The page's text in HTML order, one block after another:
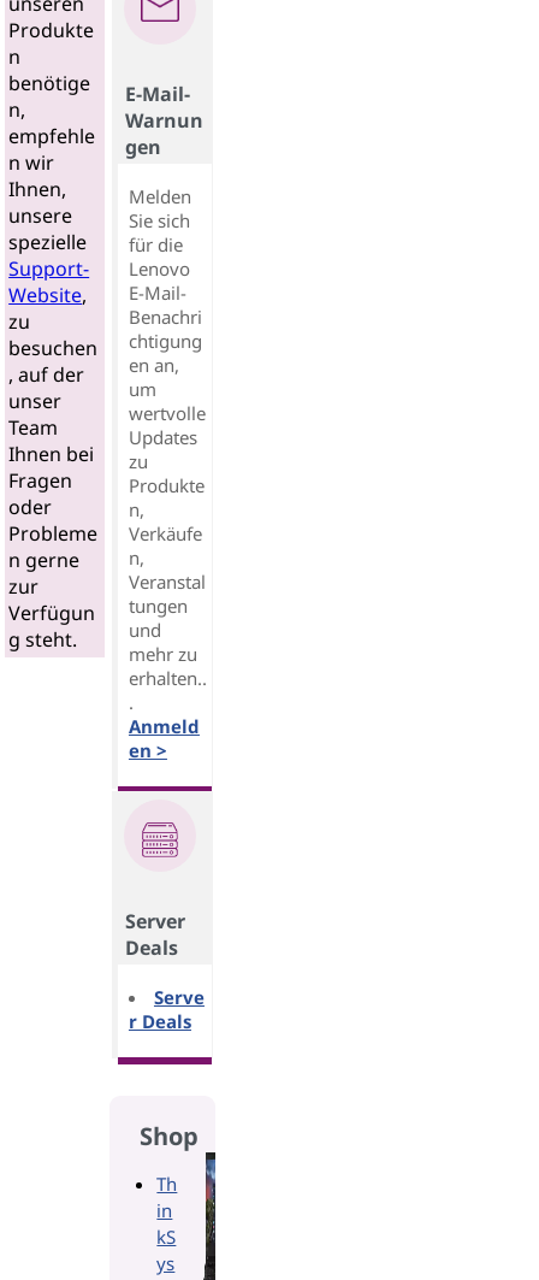
Produkte
n
benötige
n,
empfehle
n wir
Ihnen,
unsere
spezielle
Support-
Website,
zu
besuchen
, auf der
unser
Team
Ihnen bei
Fragen
oder
Probleme
n gerne
zur
Verfügun
g steht.
E-Mail-
Warnun
gen
Melden
Sie sich
für die
Lenovo
E-Mail-
Benachri
chtigung
en an,
um
wertvolle
Updates
zu
Produkte
n,
Verkäufe
n,
Veranstal
tungen
und
mehr zu
erhalten..
.
Anmeld
en >
Server
Deals
Serve
r Deals
Shop
Th
in
kS
ys